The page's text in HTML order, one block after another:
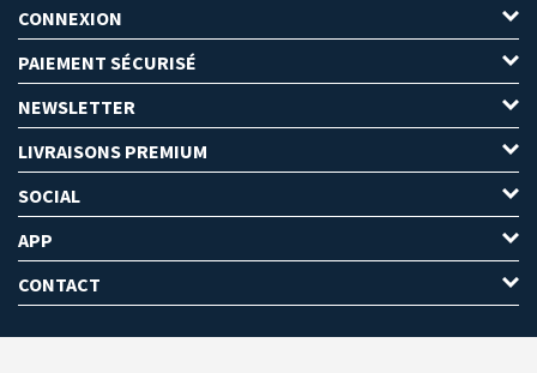
CONNEXION
PAIEMENT SÉCURISÉ
NEWSLETTER
LIVRAISONS PREMIUM
SOCIAL
APP
CONTACT